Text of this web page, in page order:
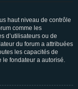
haut niveau de contrôle
comme les
d’utilisateurs ou de
du forum a attribuées
les capacités de
le fondateur a autorisé.